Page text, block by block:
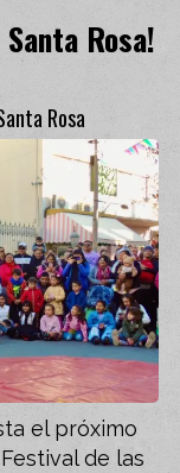
Rosa!
Rosa
el próximo
de las